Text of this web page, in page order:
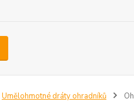
Umělohmotné dráty ohradníků